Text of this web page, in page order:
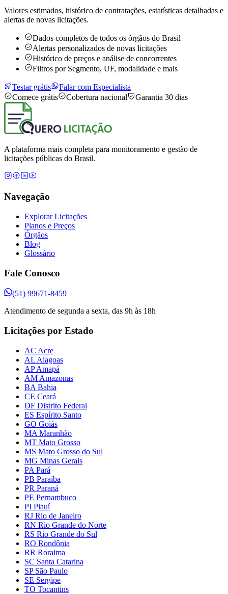
Valores estimados, histórico de contratações, estatísticas detalhadas e
alertas de novas licitações.
Dados completos de todos os órgãos do Brasil
Alertas personalizados de novas licitações
Histórico de preços e análise de concorrentes
Filtros por Segmento, UF, modalidade e mais
Testar grátis
Falar com Especialista
Comece grátis
Cobertura nacional Garantia 30 dias
A plataforma mais completa para monitoramento e gestão de
licitações públicas do Brasil.
Navegação
Explorar Licitações
Planos e Preços
Órgãos
Blog
Glossário
Fale Conosco
(51) 99671-8459
Atendimento de segunda a sexta, das 9h às 18h
Licitações por Estado
AC Acre
AL Alagoas
AP Amapá
AM Amazonas
BA Bahia
CE Ceará
DF Distrito Federal
ES Espírito Santo
GO Goiás
MA Maranhão
MT Mato Grosso
MS Mato Grosso do Sul
MG Minas Gerais
PA Pará
PB Paraíba
PR Paraná
PE Pernambuco
PI Piauí
RJ Rio de Janeiro
RN Rio Grande do Norte
RS Rio Grande do Sul
RO Rondônia
RR Roraima
SC Santa Catarina
SP São Paulo
SE Sergipe
TO Tocantins